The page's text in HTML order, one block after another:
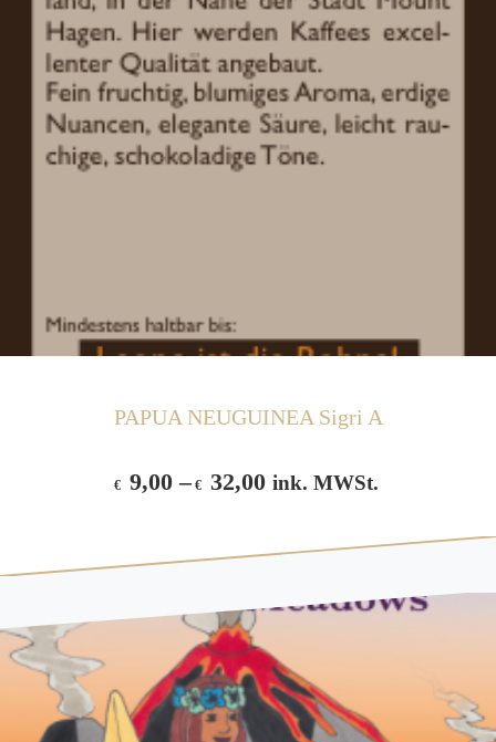
PAPUA NEUGUINEA Sigri A
€ 9,00 –€ 32,00 ink. MWSt.